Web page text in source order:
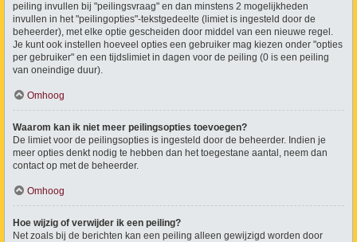
peiling invullen bij "peilingsvraag" en dan minstens 2 mogelijkheden
invullen in het "peilingopties"-tekstgedeelte (limiet is ingesteld door de
beheerder), met elke optie gescheiden door middel van een nieuwe regel.
Je kunt ook instellen hoeveel opties een gebruiker mag kiezen onder "opties
per gebruiker" en een tijdslimiet in dagen voor de peiling (0 is een peiling
van oneindige duur).
Omhoog
Waarom kan ik niet meer peilingsopties toevoegen?
De limiet voor de peilingsopties is ingesteld door de beheerder. Indien je
meer opties denkt nodig te hebben dan het toegestane aantal, neem dan
contact op met de beheerder.
Omhoog
Hoe wijzig of verwijder ik een peiling?
Net zoals bij de berichten kan een peiling alleen gewijzigd worden door